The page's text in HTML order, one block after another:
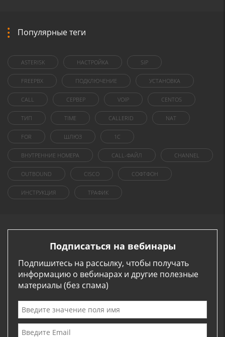
Популярные теги
ASTERISK НАСТРОЙКА SIP
FREEPBX ПОДКЛЮЧЕНИЕ УСТАНОВКА
CALL СЕРВЕР VOIP CENTOS
ТИП TIME CALLERID NAT
FOR ШЛЮЗ 1C
ВНУТРЕННИЕ НОМЕРА CALL-ФАЙЛ CHANNEL
OUTBOUND CISCO СОФТФОН
ИНСТРУКЦИЯ ТРАФИК
Подписаться на вебинары
Подпишитесь на рассылку, чтобы получать
информацию о вебинарах и другие полезные
материалы (без спама)